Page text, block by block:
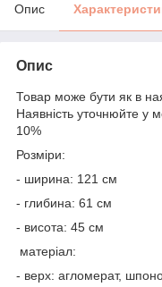
Опис
Опис
Товар може бути як в
Наявність уточнюйте у
10%
Розміри:
- ширина: 121 см
- глибина: 61 см
- висота: 45 см
матеріал:
- верх: агломерат,